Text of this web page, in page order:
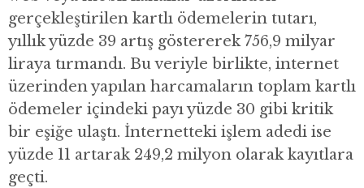
gerçekleştirilen kartlı ödemelerin tutarı,
yıllık yüzde 39 artış göstererek 756,9 milyar
liraya tırmandı. Bu veriyle birlikte, internet
üzerinden yapılan harcamaların toplam kartlı
ödemeler içindeki payı yüzde 30 gibi kritik
bir eşiğe ulaştı. İnternetteki işlem adedi ise
yüzde 11 artarak 249,2 milyon olarak kayıtlara
geçti.